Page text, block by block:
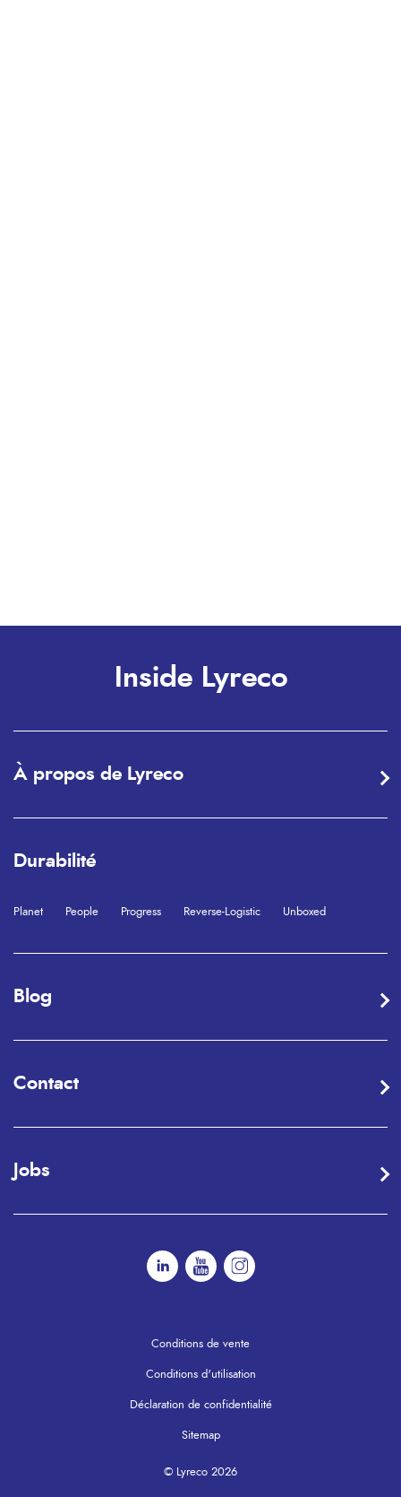
Inside Lyreco
À propos de Lyreco
Durabilité
Planet People Progress Reverse-Logistic Unboxed
Blog
Contact
Jobs
© Lyreco 2026
Conditions de vente
Conditions d'utilisation
Déclaration de confidentialité
Sitemap